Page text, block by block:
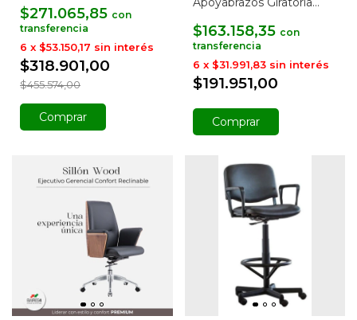
$271.065,85 con
$318.901,00
$455.574,00
6 x $53.150,17 sin interés
Comprar
$163.158,35 con
$191.951,00
6 x $31.991,83 sin interés
Comprar